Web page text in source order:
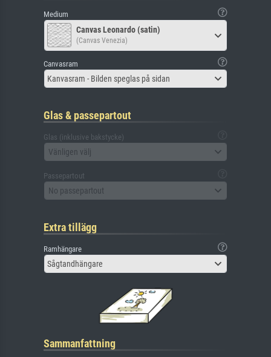
Medium
Canvas Leonardo (satin)
(Canvas Venezia)
Canvasram
Kanvasram - Bilden speglas på sidan
Glas & passepartout
Glas (inklusive bakstycke)
Vänligen välj
Passepartout
No passepartout
Extra tillägg
Ramhängare
Sågtandhängare
Sammanfattning